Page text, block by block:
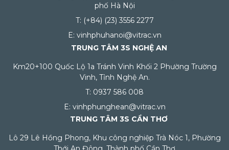
phố Hà Nội
T: (+84) (23) 3556 2277
E: vinhphuhanoi@vitrac.vn
TRUNG TÂM 3S NGHỆ AN
Km20+100 Quốc Lộ 1a Tránh Vinh Khối 2 Phường Trường
Vinh, Tỉnh Nghệ An.
T: 0937 586 008
E: vinhphunghean@vitrac.vn
TRUNG TÂM 3S CẦN THƠ
Lô 29 Lê Hồng Phong, Khu công nghiệp Trà Nóc 1, Phường